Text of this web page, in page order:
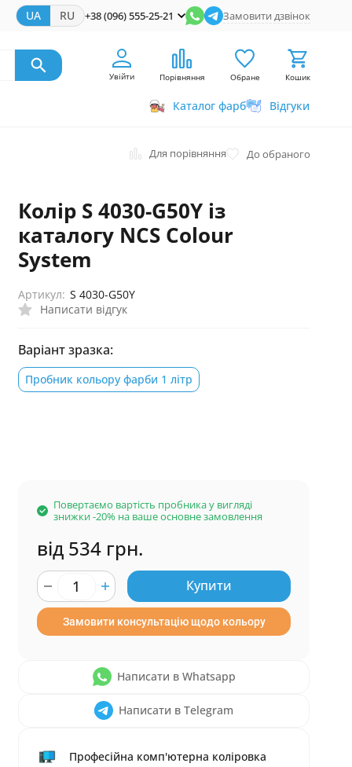
UA RU +38 (096) 555-25-21 Замовити дзвінок
Увійти Порівняння Обране Кошик
Каталог фарб Відгуки
Для порівняння До обраного
Колір S 4030-G50Y із
каталогу NCS Colour
System
Написати відгук
Артикул: S 4030-G50Y
Варіант зразка:
Пробник кольору фарби 1 літр
Повертаємо вартість пробника у вигляді
знижки -20% на ваше основне замовлення
від 534 грн.
Купити
Замовити консультацію щодо кольору
Написати в Whatsapp
Написати в Telegram
Професійна комп'ютерна коліровка